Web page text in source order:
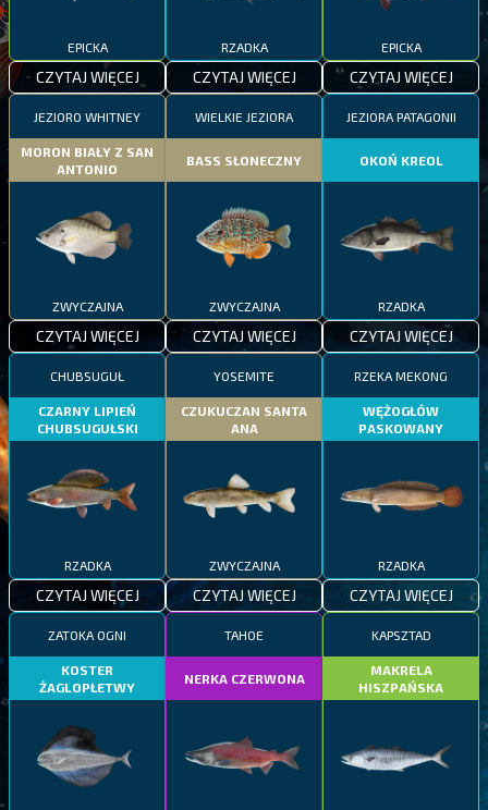
EPICKA
CZYTAJ WIĘCEJ
RZADKA
CZYTAJ WIĘCEJ
EPICKA
CZYTAJ WIĘCEJ
JEZIORO WHITNEY
MORON BIAŁY Z SAN
ANTONIO
ZWYCZAJNA
CZYTAJ WIĘCEJ
WIELKIE JEZIORA
BASS SŁONECZNY
ZWYCZAJNA
CZYTAJ WIĘCEJ
JEZIORA PATAGONII
OKOŃ KREOL
RZADKA
CZYTAJ WIĘCEJ
CHUBSUGUŁ
CZARNY LIPIEŃ
CHUBSUGUŁSKI
RZADKA
CZYTAJ WIĘCEJ
YOSEMITE
CZUKUCZAN SANTA
ANA
ZWYCZAJNA
CZYTAJ WIĘCEJ
RZEKA MEKONG
WĘŻOGŁÓW
PASKOWANY
RZADKA
CZYTAJ WIĘCEJ
ZATOKA OGNI
KOSTER
ŻAGLOPŁETWY
TAHOE
NERKA CZERWONA
KAPSZTAD
MAKRELA
HISZPAŃSKA